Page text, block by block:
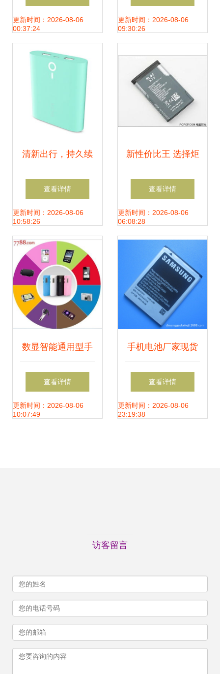
电池，充电礼物两
不误
更新时间：2026-08-06
00:37:24
时代诘问
更新时间：2026-08-06
09:30:26
清新出行，持久续
航 solove素乐甜点
移动电源Tiffany绿
版深度评测
查看详情
更新时间：2026-08-06
10:58:26
新性价比王 选择炬
力2097手机电池的
三大理由
查看详情
更新时间：2026-08-06
06:08:28
数显智能通用型手
机移动电源充电宝
正品10000毫安赠
查看详情
更新时间：2026-08-06
10:07:49
手机电池厂家现货
批发，满足多型号
三星手机需求
查看详情
更新时间：2026-08-06
23:19:38
访客留言